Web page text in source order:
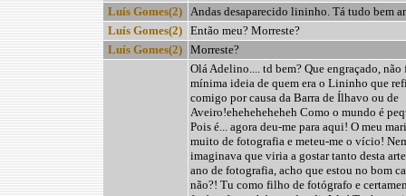
Luís Gomes(2) Andas desaparecido lininho. Tá tudo bem
Luís Gomes(2) Então meu? Morreste?
Luís Gomes(2) Morreste?
Olá Adelino.... td bem? Que engraçado, não
mínima ideia de quem era o Lininho que
comigo por causa da Barra de Ílhavo ou de
Aveiro!eheheheheheh Como o mundo é
Pois é... agora deu-me para aqui! O meu
muito de fotografia e meteu-me o vício!
imaginava que viria a gostar tanto desta
ano de fotografia, acho que estou no bom
não?! Tu como filho de fotógrafo e